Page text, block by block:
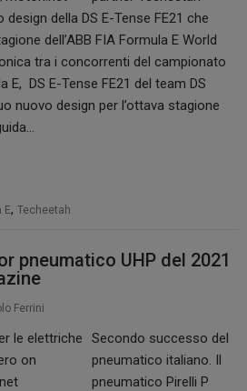
della DS E-Tense FE21 che
dell’ABB FIA Formula E World
tra i concorrenti del campionato
E, DS E-Tense FE21 del team DS
nuovo design per l’ottava stagione
E,Techeetah
pneumatico UHP del 2021
Ferrini
Secondo successo del
pneumatico italiano. Il
pneumatico Pirelli P